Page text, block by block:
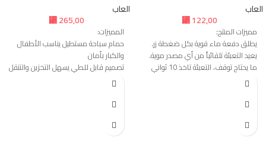
العاب
⃁122,00
مميزات المنتج:
يطلق دفعة ماء قوية بكل ضغطة زر.
يعيد التعبئة تلقائياً من أي مصدر موية.
ما يحتاج توقف، التعبئة تاخذ 10 ثواني
بس.
المدى يوصل إلى 50 قدم بكل سهولة.
دقّة عالية في التصويب بفضل الدفعات
العاب
⃁265,00
المميزات:
حمام سباحة مستطيل يناسب الأطفال
والكبار بأمان
تصميم قابل للطي يسهل التخزين والتنقل
بسرعة
ويقاوم التلف
اللعب